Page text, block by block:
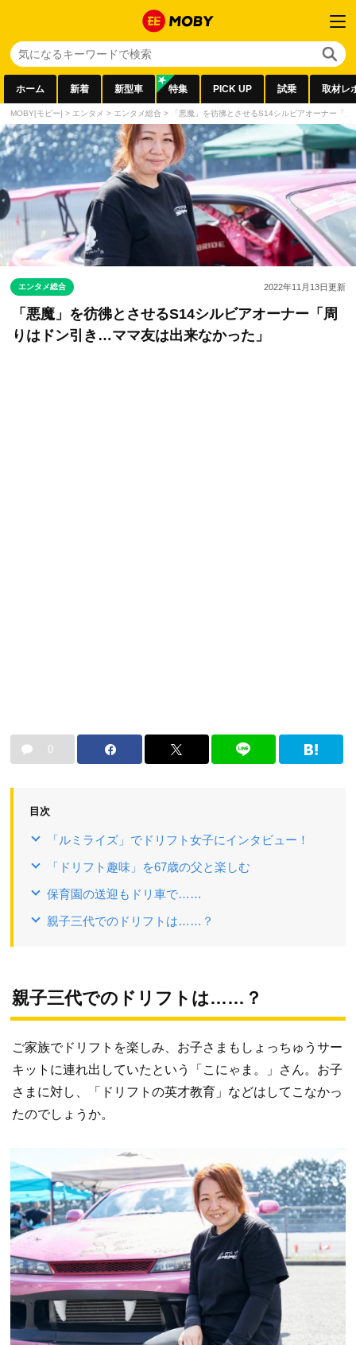
ホーム 新着 新型車 特集 PICK UP 試乗 取材レ
MOBY[モビー] > エンタメ > エンタメ総合 > 「悪魔」を彷彿とさせるS14シルビアオーナー「
エンタメ総合 2022年11月13日更新
「悪魔」を彷彿とさせるS14シルビアオーナー「周
りはドン引き…ママ友は出来なかった」
0
目次
「ルミライズ」でドリフト女子にインタビュー！
「ドリフト趣味」を67歳の父と楽しむ
保育園の送迎もドリ車で……
親子三代でのドリフトは……？
親子三代でのドリフトは……？
ご家族でドリフトを楽しみ、お子さまもしょっちゅうサー
キットに連れ出していたという「こにゃま。」さん。お子
さまに対し、「ドリフトの英才教育」などはしてこなかっ
たのでしょうか。